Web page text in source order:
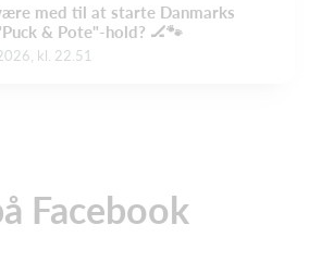
med til at starte Danmarks
& Pote"-hold? 🏒🐾
kl. 22.51
Facebook